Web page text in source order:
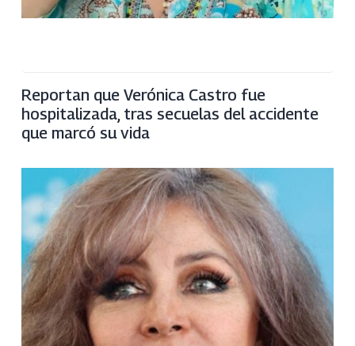
Reportan que Verónica Castro fue
hospitalizada, tras secuelas del accidente
que marcó su vida